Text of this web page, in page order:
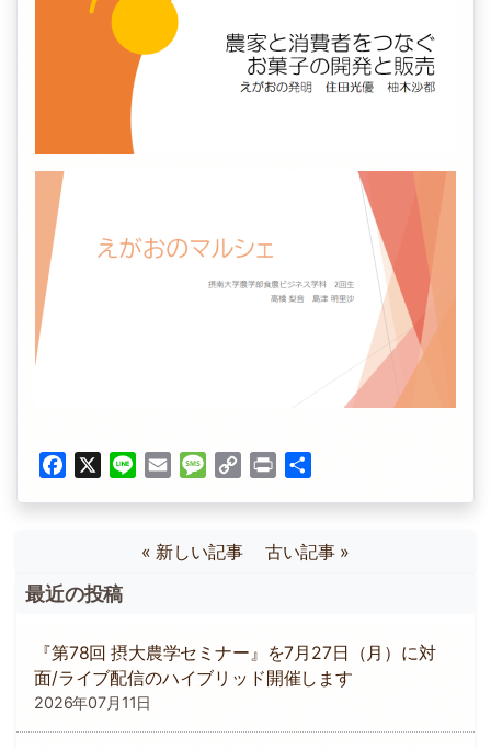
Facebook Line Email Message
Copy Print
« 新しい記事 古い記事 »
最近の投稿
『第78回 摂大農学セミナー』を7月27日（月）に対
面/ライブ配信のハイブリッド開催します
2026年07月11日